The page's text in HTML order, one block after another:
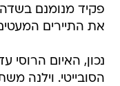
פקיד מנומנם
את התיירים
נכון, האיום הרוסי
הסובייטי. וילנה